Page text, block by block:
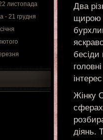
листопада
- 21 грудня
Два
щирою
бесіди
Жінку
діянь.